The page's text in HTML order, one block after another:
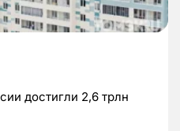
достигли 2,6 трлн